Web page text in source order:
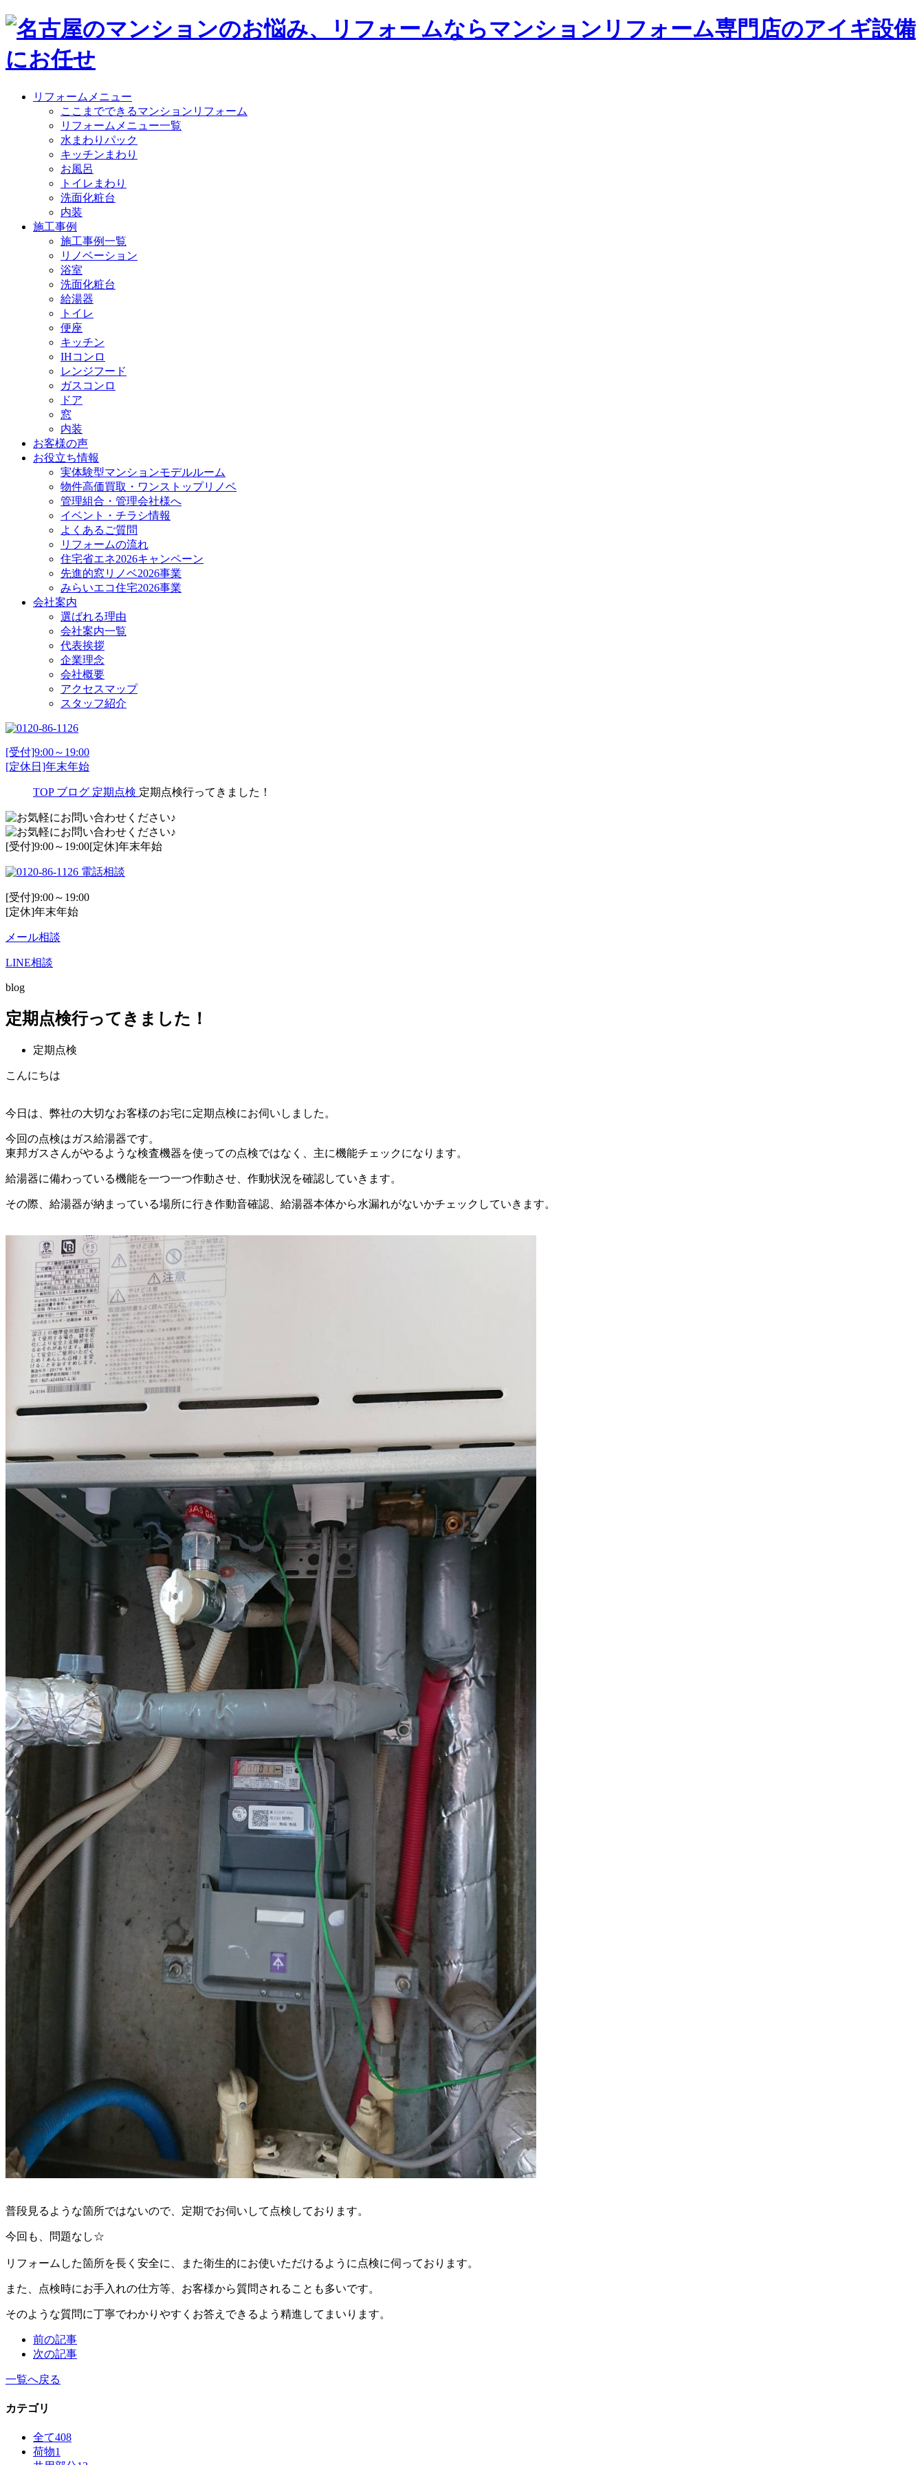
リフォームメニュー
ここまでできるマンションリフォーム
リフォームメニュー一覧
水まわりパック
キッチンまわり
お風呂
トイレまわり
洗面化粧台
内装
施工事例
施工事例一覧
リノベーション
浴室
洗面化粧台
給湯器
トイレ
便座
キッチン
IHコンロ
レンジフード
ガスコンロ
ドア
窓
内装
お客様の声
お役立ち情報
実体験型マンションモデルルーム
物件高価買取・ワンストップリノベ
管理組合・管理会社様へ
イベント・チラシ情報
よくあるご質問
リフォームの流れ
住宅省エネ2026キャンペーン
先進的窓リノベ2026事業
みらいエコ住宅2026事業
会社案内
選ばれる理由
会社案内一覧
代表挨拶
企業理念
会社概要
アクセスマップ
スタッフ紹介
[受付]9:00～19:00
[定休日]年末年始
TOP ブログ 定期点検 定期点検行ってきました！
[受付]9:00～19:00[定休]年末年始
電話相談
[受付]9:00～19:00
[定休]年末年始
メール相談
LINE相談
blog
定期点検行ってきました！
定期点検
こんにちは
今日は、弊社の大切なお客様のお宅に定期点検にお伺いしました。
今回の点検はガス給湯器です。
東邦ガスさんがやるような検査機器を使っての点検ではなく、主に機能チェックになります。
給湯器に備わっている機能を一つ一つ作動させ、作動状況を確認していきます。
その際、給湯器が納まっている場所に行き作動音確認、給湯器本体から水漏れがないかチェックしていきます。
普段見るような箇所ではないので、定期でお伺いして点検しております。
今回も、問題なし☆
リフォームした箇所を長く安全に、また衛生的にお使いただけるように点検に伺っております。
また、点検時にお手入れの仕方等、お客様から質問されることも多いです。
そのような質問に丁寧でわかりやすくお答えできるよう精進してまいります。
前の記事
次の記事
一覧へ戻る
カテゴリ
全て408
荷物1